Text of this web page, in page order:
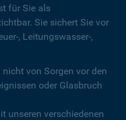
für Sie als
Sie sichert Sie vor
, Leitungswasser-,
von Sorgen vor den
oder Glasbruch
unseren verschiedenen